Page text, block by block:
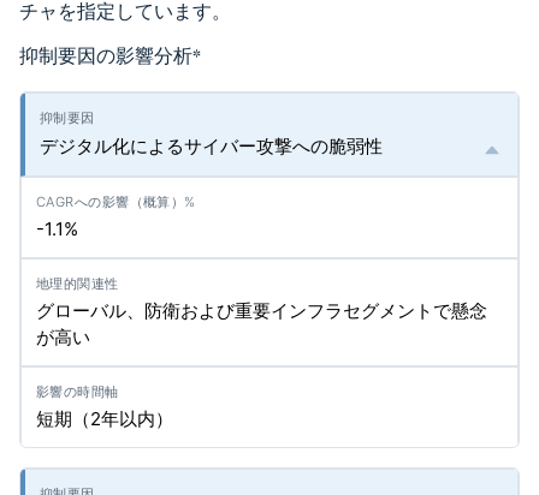
チャを指定しています。
抑制要因の影響分析*
デジタル化によるサイバー攻撃への脆弱性
-1.1%
グローバル、防衛および重要インフラセグメントで懸念
が高い
短期（2年以内）